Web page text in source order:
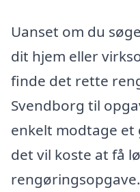
Uanset om du
dit hjem eller
finde det rette
Svendborg til
enkelt modtage
det vil koste at få
rengøringsopgave.